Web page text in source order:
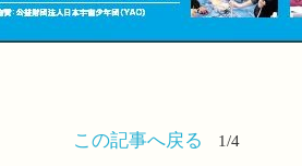
この記事へ戻る 1/4